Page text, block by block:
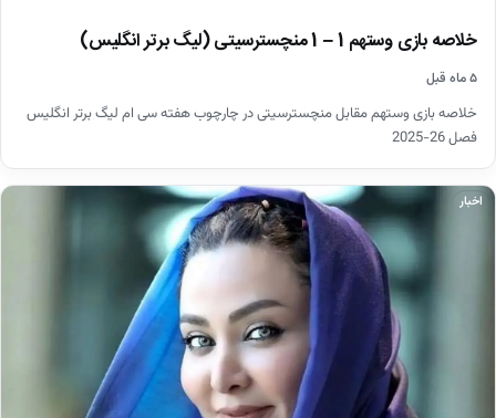
خلاصه بازی وستهم 1 – 1 منچسترسیتی (لیگ برتر انگلیس)
۵ ماه قبل
خلاصه بازی وستهم مقابل منچسترسیتی در چارچوب هفته سی ام لیگ برتر انگلیس
فصل 26-2025
اخبار